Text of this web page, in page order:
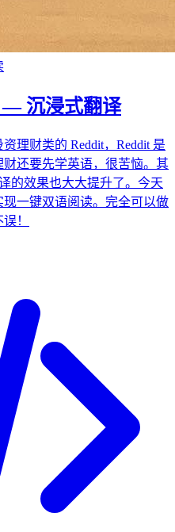
— 沉浸式翻译
理财类的 Reddit，Reddit 是
还要先学英语，很苦恼。其
的效果也大大提升了。今天
一键双语阅读。完全可以做
！